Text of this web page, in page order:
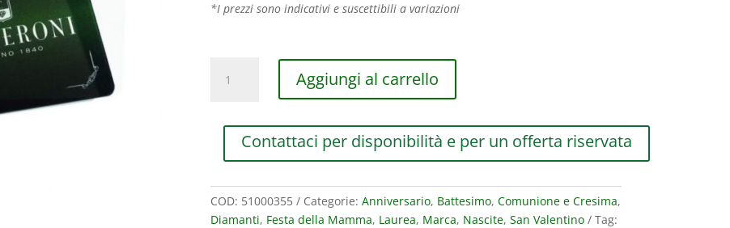
*I prezzi sono indicativi e suscettibili a variazioni
DIAMANTE
BLISTER
CERTIFICATO
0,40
quantità
Aggiungi al carrello
Contattaci per disponibilità e per un offerta riservata
COD: 51000355 Categorie: Anniversario, Battesimo, Comunione e Cresima,
Diamanti, Festa della Mamma, Laurea, Marca, Nascite, San Valentino
Tag: